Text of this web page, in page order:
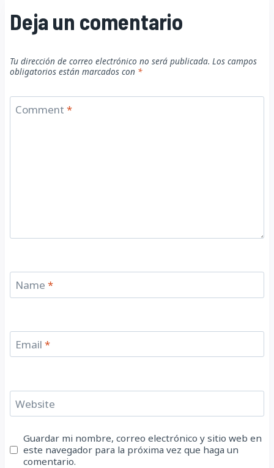
Deja un comentario
Tu dirección de correo electrónico no será publicada. Los campos
obligatorios están marcados con *
Comment *
Name *
Email *
Website
Guardar mi nombre, correo electrónico y sitio web en
este navegador para la próxima vez que haga un
comentario.